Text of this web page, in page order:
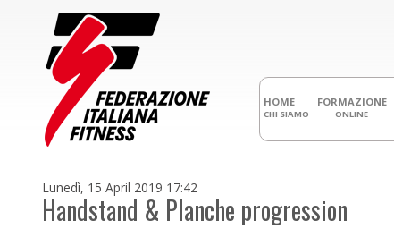
HOME
CHI SIAMO
FORMAZIONE
ONLINE
Lunedì, 15 April 2019 17:42
Handstand & Planche progression